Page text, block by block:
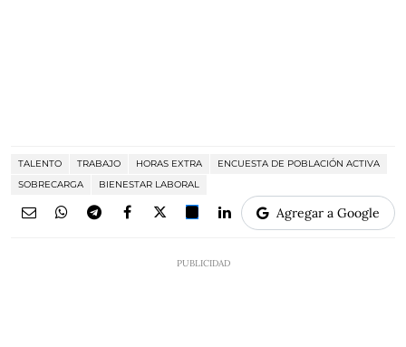
TALENTO TRABAJO HORAS EXTRA
ENCUESTA DE POBLACIÓN ACTIVA
SOBRECARGA
BIENESTAR LABORAL
Agregar a Google